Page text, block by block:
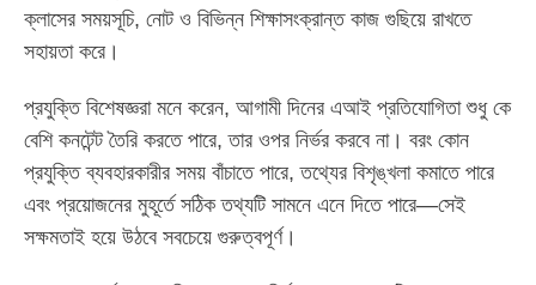
ক্লাসের সময়সূচি, নোট ও বিভিন্ন শিক্ষাসংক্রান্ত কাজ গুছিয়ে রাখতে
সহায়তা করে।
প্রযুক্তি বিশেষজ্ঞরা মনে করেন, আগামী দিনের এআই প্রতিযোগিতা শুধু কে
বেশি কনটেন্ট তৈরি করতে পারে, তার ওপর নির্ভর করবে না। বরং কোন
প্রযুক্তি ব্যবহারকারীর সময় বাঁচাতে পারে, তথ্যের বিশৃঙ্খলা কমাতে পারে
এবং প্রয়োজনের মুহূর্তে সঠিক তথ্যটি সামনে এনে দিতে পারে—সেই
সক্ষমতাই হয়ে উঠবে সবচেয়ে গুরুত্বপূর্ণ।